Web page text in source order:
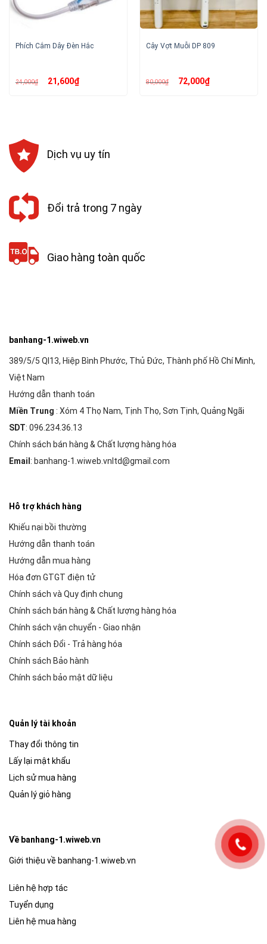
Phích Cắm Dây Đèn Hắc
24,000₫ Giá
gốc21,600₫Giá
Cây Vợt Muỗi DP 809
80,000₫ Giá
gốc72,000₫Giá
Dịch vụ uy tín
Đổi trả trong 7 ngày
Giao hàng toàn quốc
banhang-1.wiweb.vn
389/5/5 Ql13, Hiệp Bình Phước, Thủ Đức, Thành phố Hồ Chí Minh,
Việt Nam
Hướng dẫn thanh toán
Miền Trung : Xóm 4 Thọ Nam, Tịnh Thọ, Sơn Tịnh, Quảng Ngãi
SDT: 096.234.36.13
Chính sách bán hàng & Chất lượng hàng hóa
Email : banhang-1.wiweb.vnltd@gmail.com
Hỗ trợ khách hàng
Khiếu nại bồi thường
Hướng dẫn thanh toán
Hướng dẫn mua hàng
Hóa đơn GTGT điện tử
Chính sách và Quy định chung
Chính sách bán hàng & Chất lượng hàng hóa
Chính sách vận chuyển - Giao nhận
Chính sách Đổi - Trả hàng hóa
Chính sách Bảo hành
Chính sách bảo mật dữ liệu
Quản lý tài khoản
Thay đổi thông tin
Lấy lại mật khẩu
Lịch sử mua hàng
Quản lý giỏ hàng
Về banhang-1.wiweb.vn
Giới thiệu về banhang-1.wiweb.vn
Liên hệ hợp tác
Tuyển dụng
Liên hệ mua hàng